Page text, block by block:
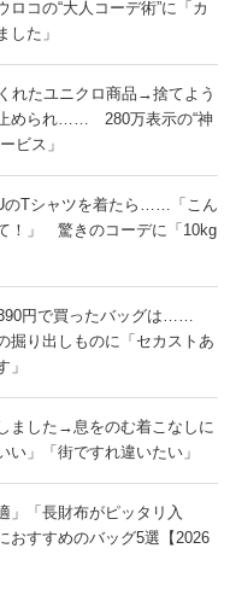
コの“大人コーデ術”に「カ
した」
れたユニクロ商品→捨てよう
められ…… 280万表示の“神
ビス」
のTシャツを着たら……「こん
！」 驚きのコーデに「10kg
円で買ったバッグは……
掘り出しものに「セカストあ
」
ました→息をのむ着こなしに
い」「街ですれ違いたい」
」「長財布がピッタリ入
すすめのバッグ5選【2026